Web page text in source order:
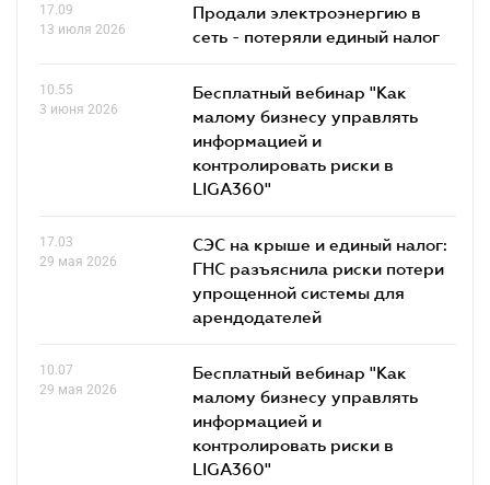
17.09
13 июля 2026
Продали электроэнергию в
сеть - потеряли единый налог
10.55
3 июня 2026
Бесплатный вебинар "Как
малому бизнесу управлять
информацией и
контролировать риски в
LIGA360"
17.03
29 мая 2026
СЭС на крыше и единый налог:
ГНС разъяснила риски потери
упрощенной системы для
арендодателей
10.07
29 мая 2026
Бесплатный вебинар "Как
малому бизнесу управлять
информацией и
контролировать риски в
LIGA360"